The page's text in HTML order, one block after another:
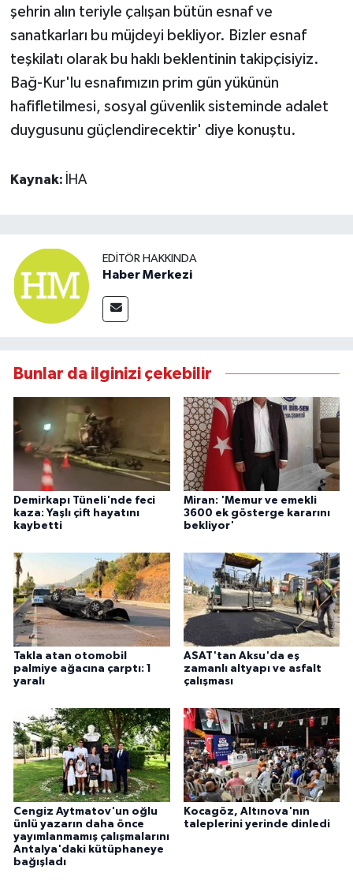
şehrin alın teriyle çalışan bütün esnaf ve
sanatkarları bu müjdeyi bekliyor. Bizler esnaf
teşkilatı olarak bu haklı beklentinin takipçisiyiz.
Bağ-Kur'lu esnafımızın prim gün yükünün
hafifletilmesi, sosyal güvenlik sisteminde adalet
duygusunu güçlendirecektir' diye konuştu.
Kaynak: İHA
EDITÖR HAKKINDA
Haber Merkezi
Bunlar da ilginizi çekebilir
Demirkapı Tüneli'nde feci
kaza: Yaşlı çift hayatını
kaybetti
Miran: 'Memur ve emekli
3600 ek gösterge kararını
bekliyor'
Takla atan otomobil
palmiye ağacına çarptı: 1
yaralı
ASAT'tan Aksu'da eş
zamanlı altyapı ve asfalt
çalışması
Cengiz Aytmatov'un oğlu
ünlü yazarın daha önce
yayımlanmamış çalışmalarını
Antalya'daki kütüphaneye
bağışladı
Kocagöz, Altınova'nın
taleplerini yerinde dinledi